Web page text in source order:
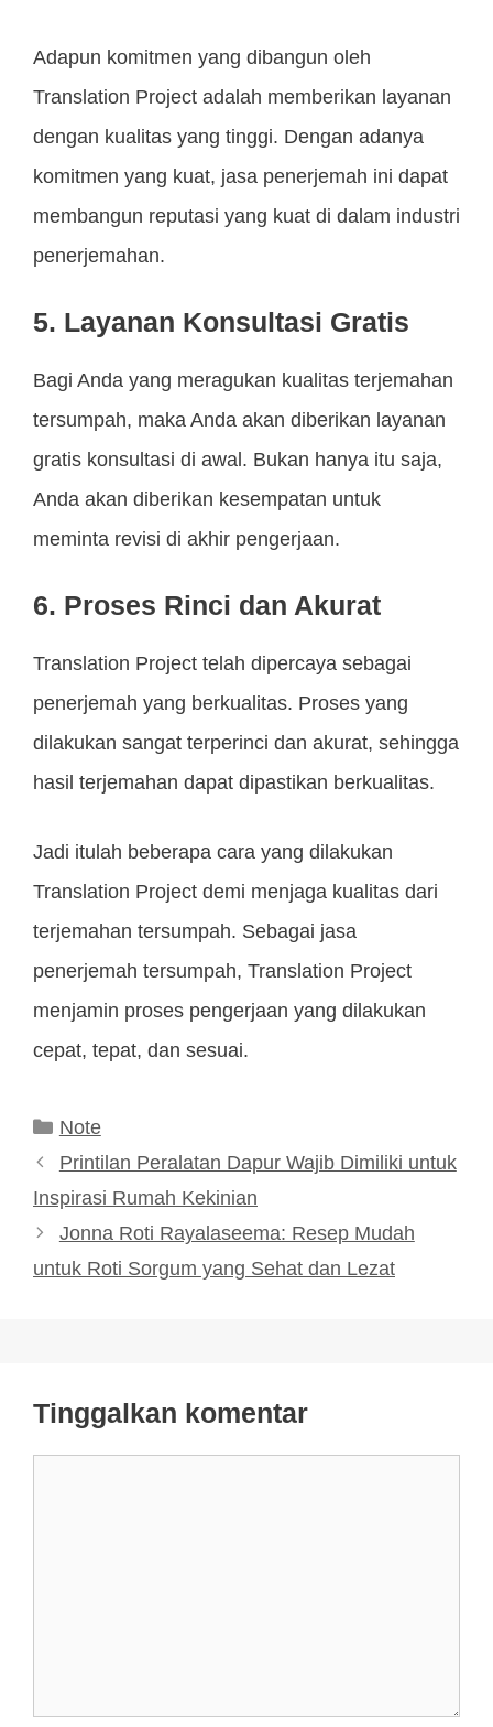
Adapun komitmen yang dibangun oleh
Translation Project adalah memberikan layanan
dengan kualitas yang tinggi. Dengan adanya
komitmen yang kuat, jasa penerjemah ini dapat
membangun reputasi yang kuat di dalam industri
penerjemahan.
5. Layanan Konsultasi Gratis
Bagi Anda yang meragukan kualitas terjemahan
tersumpah, maka Anda akan diberikan layanan
gratis konsultasi di awal. Bukan hanya itu saja,
Anda akan diberikan kesempatan untuk
meminta revisi di akhir pengerjaan.
6. Proses Rinci dan Akurat
Translation Project telah dipercaya sebagai
penerjemah yang berkualitas. Proses yang
dilakukan sangat terperinci dan akurat, sehingga
hasil terjemahan dapat dipastikan berkualitas.
Jadi itulah beberapa cara yang dilakukan
Translation Project demi menjaga kualitas dari
terjemahan tersumpah. Sebagai jasa
penerjemah tersumpah, Translation Project
menjamin proses pengerjaan yang dilakukan
cepat, tepat, dan sesuai.
Kategori
Note
Printilan Peralatan Dapur Wajib Dimiliki untuk
Inspirasi Rumah Kekinian
Jonna Roti Rayalaseema: Resep Mudah
untuk Roti Sorgum yang Sehat dan Lezat
Tinggalkan komentar